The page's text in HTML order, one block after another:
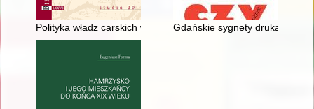
Polityka władz carskich wobec Kościoła katolickiego : ksiądz
Gdańskie sygnety drukarskie